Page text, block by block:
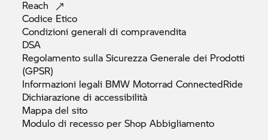
Reach
Codice Etico
Condizioni generali dicompravendita
DSA
Regolamento sulla Sicurezza Generale dei Prodotti
(GPSR)
Informazioni legali BMW Motorrad ConnectedRide
Dichiarazione diaccessibilità
Mappa delsito
Modulo di recesso per ShopAbbigliamento